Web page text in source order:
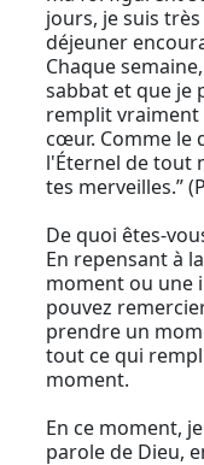
jours, je suis
déjeuner
Chaque
sabbat et que je
remplit vraiment
cœur. Comme le
l'Éternel de tout
tes merveilles.”
De quoi êtes-
En repensant à
moment ou une
pouvez
prendre un
tout ce qui
moment.
En ce moment,
parole de Dieu,